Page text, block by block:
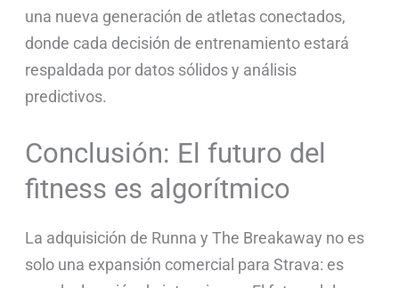
una nueva generación de atletas conectados,
donde cada decisión de entrenamiento estará
respaldada por datos sólidos y análisis
predictivos.
Conclusión: El futuro del
fitness es algorítmico
La adquisición de Runna y The Breakaway no es
solo una expansión comercial para Strava: es